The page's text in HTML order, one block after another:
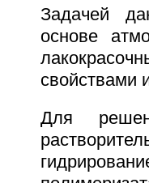
Задачей
основе
свойствами
Для